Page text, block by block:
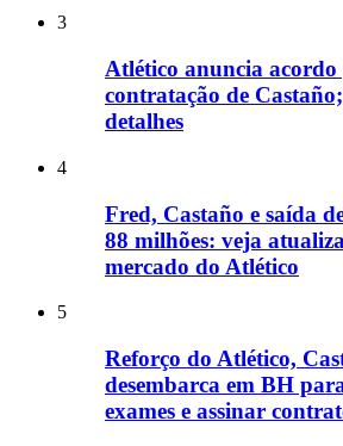
3
Atlético anuncia acordo
contratação de
detalhes
4
Fred, Castaño e saída
88 milhões: veja
mercado do Atlético
5
Reforço do Atlético,
desembarca em BH
exames e assinar